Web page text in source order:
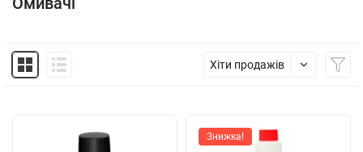
Хіти продажів
Знижка!